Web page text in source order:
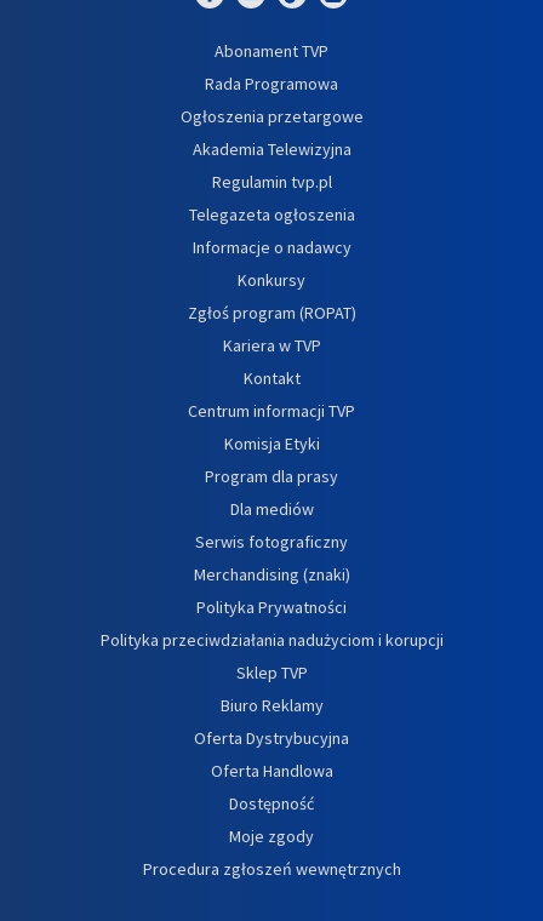
Abonament TVP
Rada Programowa
Ogłoszenia przetargowe
Akademia Telewizyjna
Regulamin tvp.pl
Telegazeta ogłoszenia
Informacje o nadawcy
Konkursy
Zgłoś program (ROPAT)
Kariera w TVP
Kontakt
Centrum informacji TVP
Komisja Etyki
Program dla prasy
Dla mediów
Serwis fotograficzny
Merchandising (znaki)
Polityka Prywatności
Polityka przeciwdziałania nadużyciom i korupcji
Sklep TVP
Biuro Reklamy
Oferta Dystrybucyjna
Oferta Handlowa
Dostępność
Moje zgody
Procedura zgłoszeń wewnętrznych